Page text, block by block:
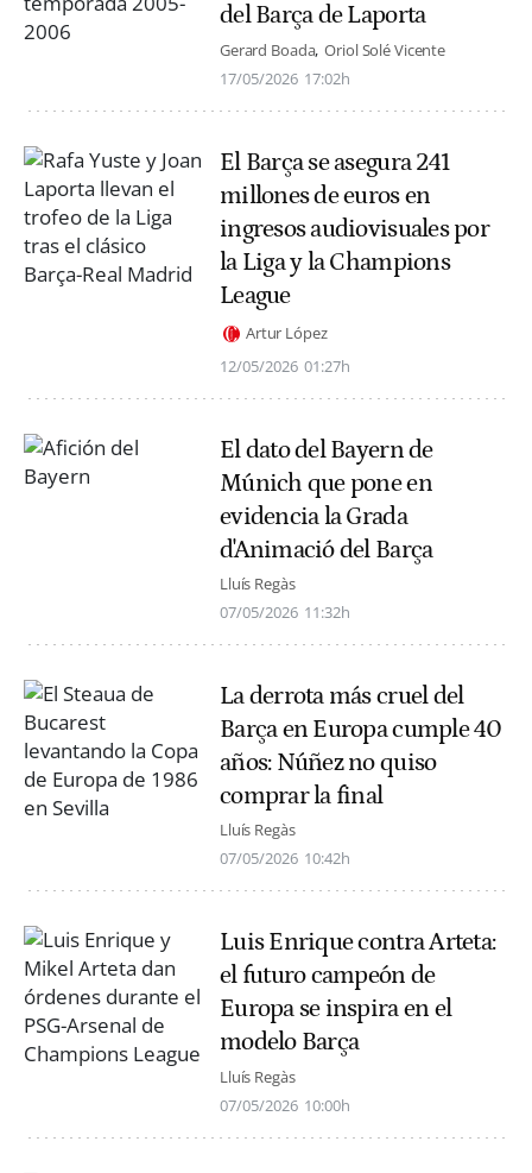
del Barça de Laporta
Gerard Boada Oriol Solé Vicente
17/05/2026 17:02h
El Barça se asegura 241
millones de euros en
ingresos audiovisuales por
la Liga y la Champions
League
Artur López
12/05/2026 01:27h
El dato del Bayern de
Múnich que pone en
evidencia la Grada
d'Animació del Barça
Lluís Regàs
07/05/2026 11:32h
La derrota más cruel del
Barça en Europa cumple 40
años: Núñez no quiso
comprar la final
Lluís Regàs
07/05/2026 10:42h
Luis Enrique contra Arteta:
el futuro campeón de
Europa se inspira en el
modelo Barça
Lluís Regàs
07/05/2026 10:00h